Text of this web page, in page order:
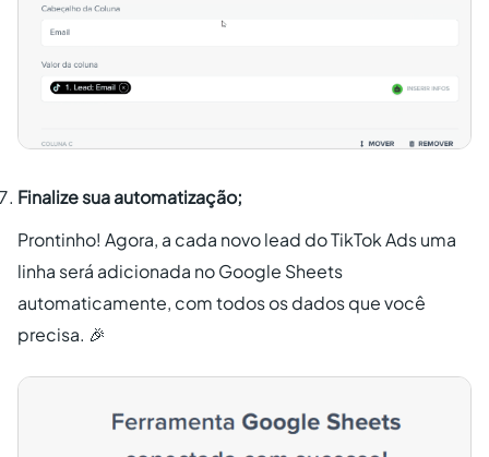
Finalize sua automatização;
Prontinho! Agora, a cada novo lead do TikTok Ads uma
linha será adicionada no Google Sheets
automaticamente, com todos os dados que você
precisa. 🎉